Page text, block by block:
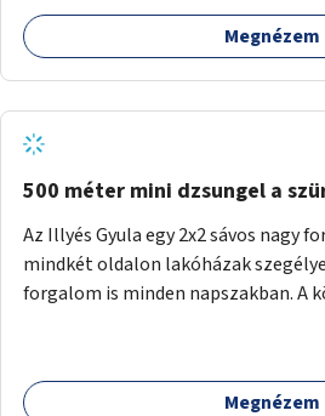
Megnézem
500 méter mini dzsungel a
Az Illyés Gyula egy 2x2 sávos nagy
mindkét oldalon lakóházak
forgalom is minden napszakban. A
szintű növényzettel,
valamilyen vizes attrakcióval ami
Megnézem